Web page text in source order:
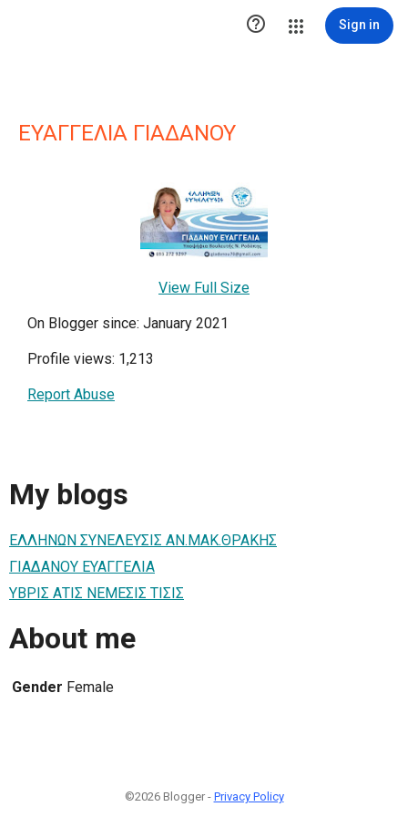
 Sign in
ΕΥΑΓΓΕΛΙΑ ΓΙΑΔΑΝΟΥ
View Full Size
On Blogger since: January 2021
Profile views: 1,213
Report Abuse
My blogs
ΕΛΛΗΝΩΝ ΣΥΝΕΛΕΥΣΙΣ ΑΝ.ΜΑΚ.ΘΡΑΚΗΣ
ΓΙΑΔΑΝΟΥ ΕΥΑΓΓΕΛΙΑ
ΥΒΡΙΣ ΑΤΙΣ ΝΕΜΕΣΙΣ ΤΙΣΙΣ
About me
Gender Female
©2026 Blogger - Privacy Policy